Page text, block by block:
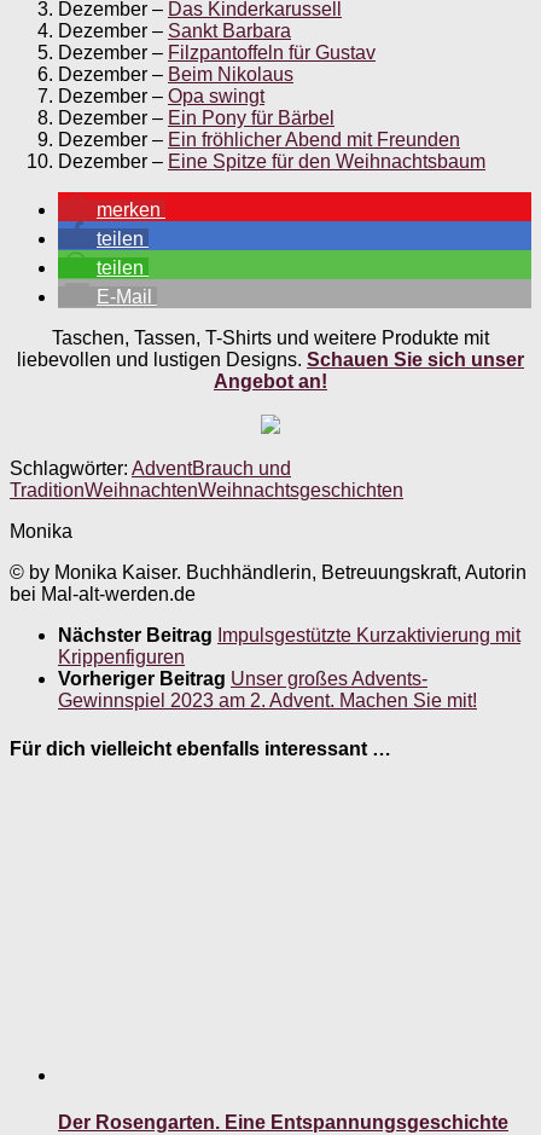
Dezember – Das Kinderkarussell
Dezember – Sankt Barbara
Dezember – Filzpantoffeln für Gustav
Dezember – Beim Nikolaus
Dezember – Opa swingt
Dezember – Ein Pony für Bärbel
Dezember – Ein fröhlicher Abend mit Freunden
Dezember – Eine Spitze für den Weihnachtsbaum
merken
teilen
teilen
E-Mail
Taschen, Tassen, T-Shirts und weitere Produkte mit
liebevollen und lustigen Designs. Schauen Sie sich unser
Angebot an!
Schlagwörter: AdventBrauch und
TraditionWeihnachtenWeihnachtsgeschichten
Monika
© by Monika Kaiser. Buchhändlerin, Betreuungskraft, Autorin
bei Mal-alt-werden.de
Nächster Beitrag Impulsgestützte Kurzaktivierung mit
Krippenfiguren
Vorheriger Beitrag Unser großes Advents-
Gewinnspiel 2023 am 2. Advent. Machen Sie mit!
Für dich vielleicht ebenfalls interessant …
Der Rosengarten. Eine Entspannungsgeschichte